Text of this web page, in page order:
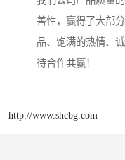
善性，赢得了大部
品、饱满的热情、
待合作共赢！
http://www.shcbg.com